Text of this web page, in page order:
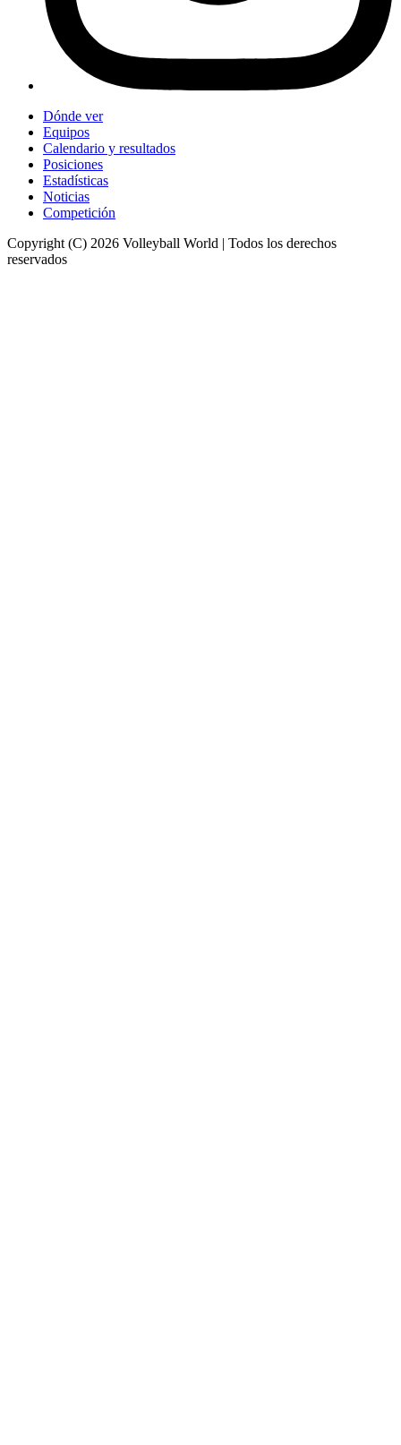
Dónde ver
Equipos
Calendario y resultados
Posiciones
Estadísticas
Noticias
Competición
Copyright (C) 2026 Volleyball World | Todos los derechos
reservados